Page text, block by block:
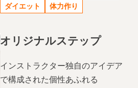
ダイエット
体力作り
オリジナルステップ
インストラクター独自のアイデア
で構成された個性あふれる